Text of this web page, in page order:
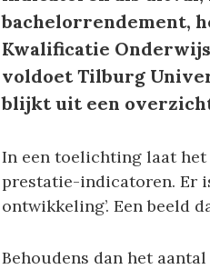
bachelorrendement,
Kwalificatie
voldoet Tilburg
blijkt uit een overzicht
In een toelichting laat
prestatie-indicatoren. Er
ontwikkeling’. Een beeld
Behoudens dan het